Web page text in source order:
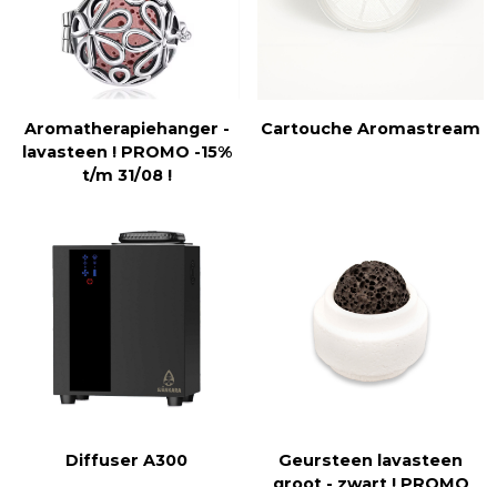
Aromatherapiehanger -
lavasteen ! PROMO -15%
t/m 31/08 !
Cartouche Aromastream
Diffuser A300
Geursteen lavasteen